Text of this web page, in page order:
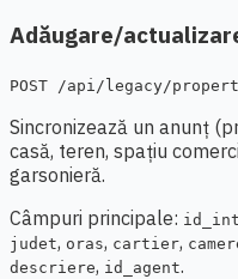
Adăugare/
POST /api/legacy/
Sincronizează un anunț
casă, teren, spațiu
garsonieră.
Câmpuri principale:
judet, oras, cartier,
descriere, id_agent.